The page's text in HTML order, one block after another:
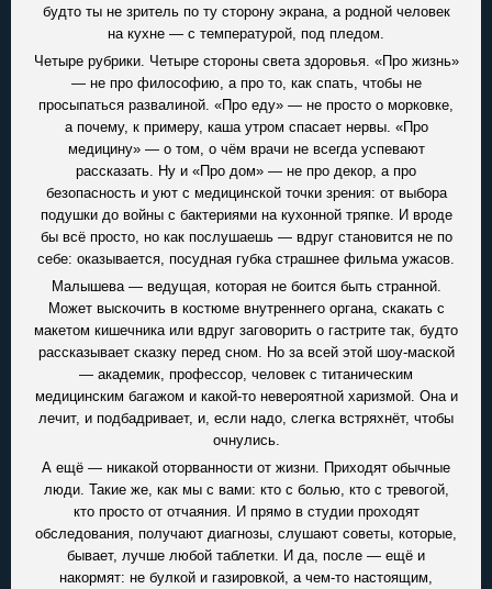
будто ты не зритель по ту сторону экрана, а родной человек
на кухне — с температурой, под пледом.
Четыре рубрики. Четыре стороны света здоровья. «Про жизнь»
— не про философию, а про то, как спать, чтобы не
просыпаться развалиной. «Про еду» — не просто о морковке,
а почему, к примеру, каша утром спасает нервы. «Про
медицину» — о том, о чём врачи не всегда успевают
рассказать. Ну и «Про дом» — не про декор, а про
безопасность и уют с медицинской точки зрения: от выбора
подушки до войны с бактериями на кухонной тряпке. И вроде
бы всё просто, но как послушаешь — вдруг становится не по
себе: оказывается, посудная губка страшнее фильма ужасов.
Малышева — ведущая, которая не боится быть странной.
Может выскочить в костюме внутреннего органа, скакать с
макетом кишечника или вдруг заговорить о гастрите так, будто
рассказывает сказку перед сном. Но за всей этой шоу-маской
— академик, профессор, человек с титаническим
медицинским багажом и какой-то невероятной харизмой. Она и
лечит, и подбадривает, и, если надо, слегка встряхнёт, чтобы
очнулись.
А ещё — никакой оторванности от жизни. Приходят обычные
люди. Такие же, как мы с вами: кто с болью, кто с тревогой,
кто просто от отчаяния. И прямо в студии проходят
обследования, получают диагнозы, слушают советы, которые,
бывает, лучше любой таблетки. И да, после — ещё и
накормят: не булкой и газировкой, а чем-то настоящим,